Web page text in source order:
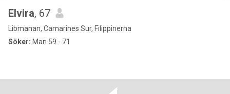
Elvira, 67
Libmanan, Camarines Sur, Filippinerna
Söker: Man 59 - 71